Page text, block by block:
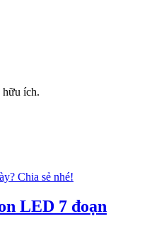
hữu ích.
Chia sẻ nhé!
LED 7 đoạn